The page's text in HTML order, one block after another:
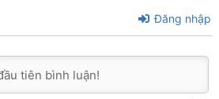
Đăng nhập